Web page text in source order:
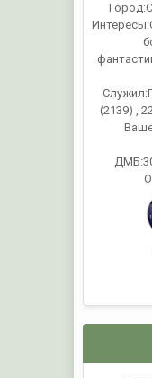
Город:
Интересы:
Служил:
(2139) ,